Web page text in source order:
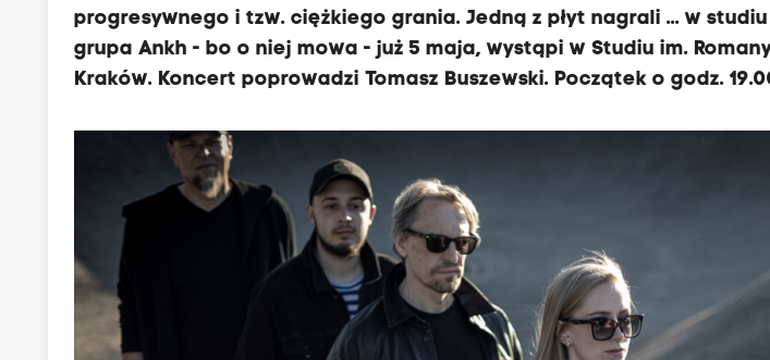
progresywnego i tzw. ciężkiego grania. Jedną z płyt nagrali ... w
grupa Ankh - bo o niej mowa - już 5 maja, wystąpi w Studiu im.
Kraków. Koncert poprowadzi Tomasz Buszewski. Początek o godz.